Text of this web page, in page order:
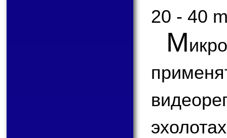
20 - 40
М